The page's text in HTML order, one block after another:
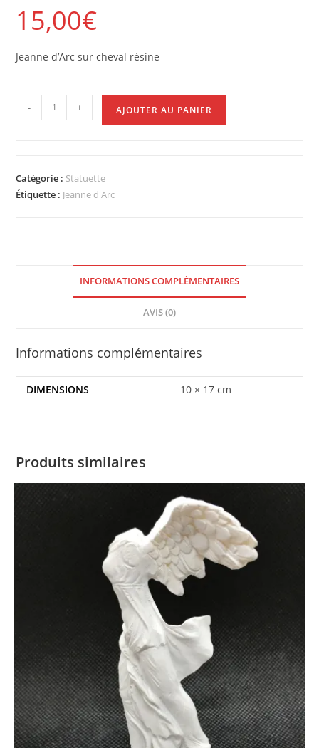
15,00€
Jeanne d’Arc sur cheval résine
- + AJOUTER AU PANIER
Catégorie : Statuette
Étiquette : Jeanne d'Arc
INFORMATIONS COMPLÉMENTAIRES
AVIS (0)
Informations complémentaires
DIMENSIONS 10 × 17 cm
Produits similaires